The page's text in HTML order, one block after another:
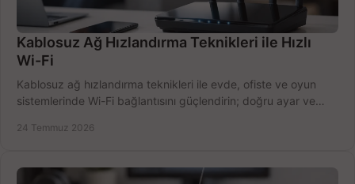
Kablosuz Ağ Hızlandırma Teknikleri ile Hızlı
Wi-Fi
Kablosuz ağ hızlandırma teknikleri ile evde, ofiste ve oyun
sistemlerinde Wi-Fi bağlantısını güçlendirin; doğru ayar ve
24 Temmuz 2026